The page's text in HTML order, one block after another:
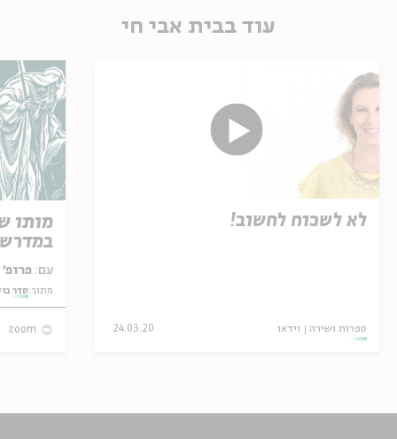
עוד בבית אבי חי
לא לשכוח לחשוב!
ספרות ושירה וידאו 24.03.20
מותו
עם: פרופ' אביגדור שנאן
מתוך:סדר
zoom